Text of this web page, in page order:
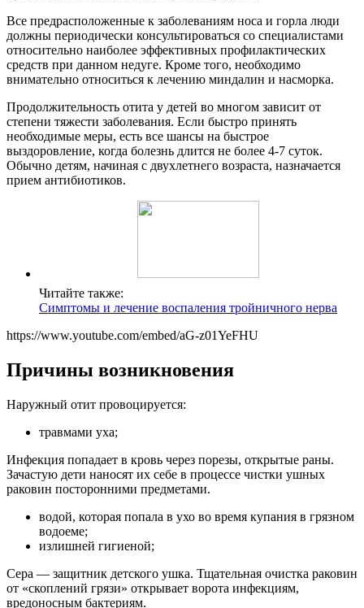
Все предрасположенные к заболеваниям носа и горла люди
должны периодически консультироваться со специалистами
относительно наиболее эффективных профилактических
средств при данном недуге. Кроме того, необходимо
внимательно относиться к лечению миндалин и насморка.
Продолжительность отита у детей во многом зависит от
степени тяжести заболевания. Если быстро принять
необходимые меры, есть все шансы на быстрое
выздоровление, когда болезнь длится не более 4-7 суток.
Обычно детям, начиная с двухлетнего возраста, назначается
прием антибиотиков.
Читайте также:
Симптомы и лечение воспаления тройничного нерва
https://www.youtube.com/embed/aG-z01YeFHU
Причины возникновения
Наружный отит провоцируется:
травмами уха;
Инфекция попадает в кровь через порезы, открытые раны.
Зачастую дети наносят их себе в процессе чистки ушных
раковин посторонними предметами.
водой, которая попала в ухо во время купания в грязном
водоеме;
излишней гигиеной;
Сера — защитник детского ушка. Тщательная очистка раковин
от «скоплений грязи» открывает ворота инфекциям,
вредоносным бактериям.